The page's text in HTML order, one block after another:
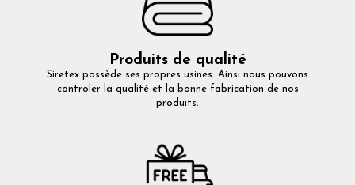
Produits de qualité
Siretex possède ses propres usines. Ainsi nous pouvons
controler la qualité et la bonne fabrication de nos
produits.